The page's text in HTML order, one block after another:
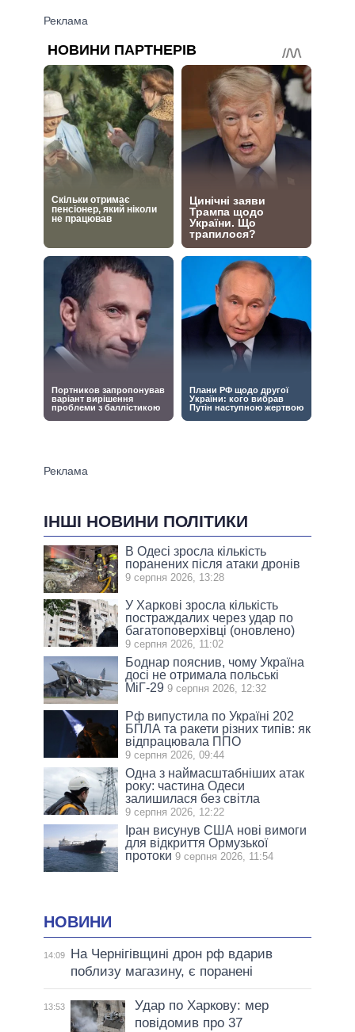
ІНШІ НОВИНИ ПОЛІТИКИ
В Одесі зросла кількість
поранених після атаки дронів
9 серпня 2026, 13:28
У Харкові зросла кількість
постраждалих через удар по
багатоповерхівці (оновлено)
9 серпня 2026, 11:02
Боднар пояснив, чому Україна
досі не отримала польські
МіГ-29 9 серпня 2026, 12:32
Рф випустила по Україні 202
БПЛА та ракети різних типів: як
відпрацювала ППО
9 серпня 2026, 09:44
Одна з наймасштабніших атак
року: частина Одеси
залишилася без світла
9 серпня 2026, 12:22
Іран висунув США нові вимоги
для відкриття Ормузької
протоки 9 серпня 2026, 11:54
НОВИНИ
14:09
На Чернігівщині дрон рф вдарив
поблизу магазину, є поранені
13:53
Удар по Харкову: мер
повідомив про 37